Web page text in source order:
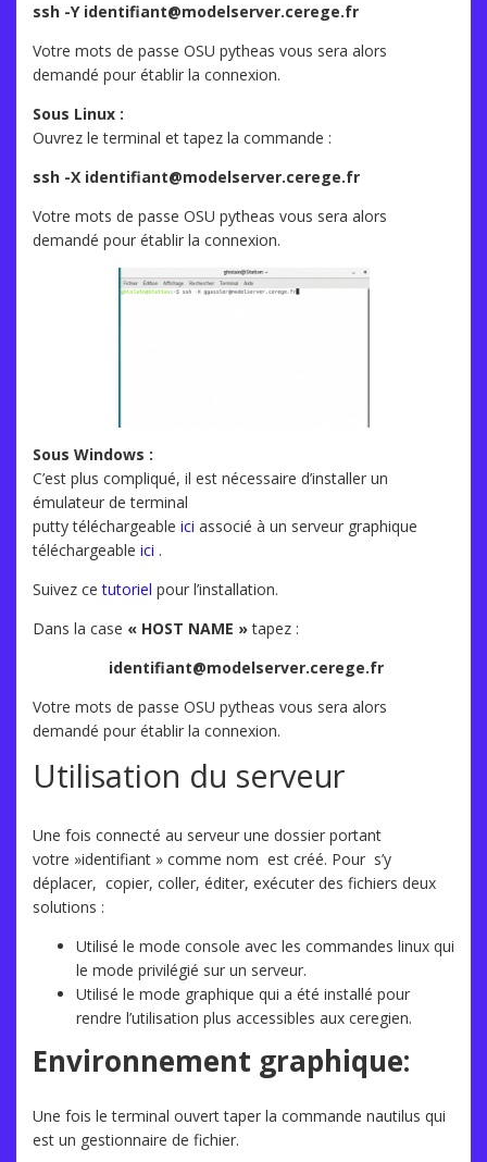
ssh -Y identifiant@modelserver.cerege.fr
Votre mots de passe OSU pytheas vous sera alors
demandé pour établir la connexion.
Sous Linux :
Ouvrez le terminal et tapez la commande :
ssh -X identifiant@modelserver.cerege.fr
Votre mots de passe OSU pytheas vous sera alors
demandé pour établir la connexion.
Sous Windows :
C’est plus compliqué, il est nécessaire d’installer un
émulateur de terminal
putty téléchargeable ici associé à un serveur graphique
téléchargeable ici .
Suivez cetutoriel pour l’installation.
Dans la case « HOST NAME »tapez :
identifiant@modelserver.cerege.fr
Votre mots de passe OSU pytheas vous sera alors
demandé pour établir la connexion.
Utilisation du serveur
Une fois connecté au serveur une dossier portant
votre »identifiant » comme nom est créé. Pour s’y
déplacer, copier, coller, éditer, exécuter des fichiers deux
solutions :
Utilisé le mode console avec les commandes linux qui
le mode privilégié sur un serveur.
Utilisé le mode graphique qui a été installé pour
rendre l’utilisation plus accessibles aux ceregien.
Environnement graphique:
Une fois le terminal ouvert taper la commande nautilus qui
est un gestionnaire de fichier.